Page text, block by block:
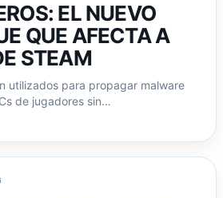
EL NUEVO
QUE AFECTA A
STEAM
utilizados para propagar malware
de jugadores sin…